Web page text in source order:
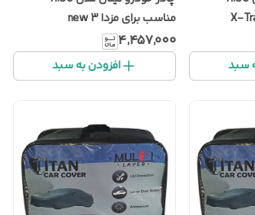
سبد
مناسب برای مزدا 3 new
۴٬۴۵۷٬۰۰۰
افزودن به سبد